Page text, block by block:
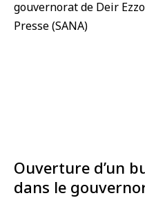
Ouverture d’un
dans le